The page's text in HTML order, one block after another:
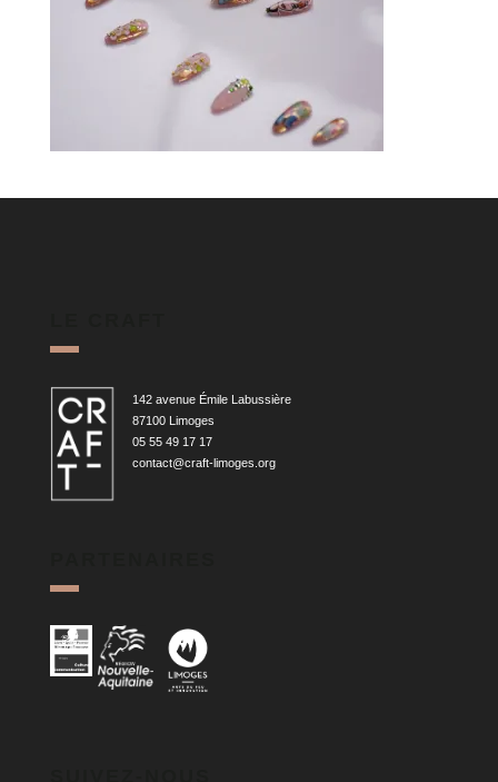
142 avenue Émile Labussière
87100 Limoges
05 55 49 17 17
contact@craft-limoges.org